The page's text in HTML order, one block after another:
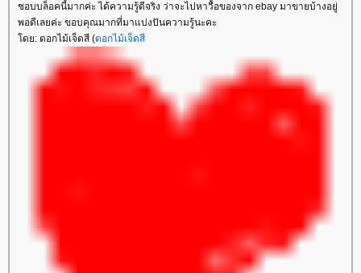
ชอบบล็อคนี้มากค่ะ ได้ความรู้ดีจริง ว่าจะไปหาวื้อของจาก ebay มาขายบ้างอยู่
พอดีเลยค่ะ ขอบคุณมากที่มาแบ่งปันความรู้นะคะ
ดย: ดอกไม้เจ็ดสี (ดอกไม้เจ็ดสี